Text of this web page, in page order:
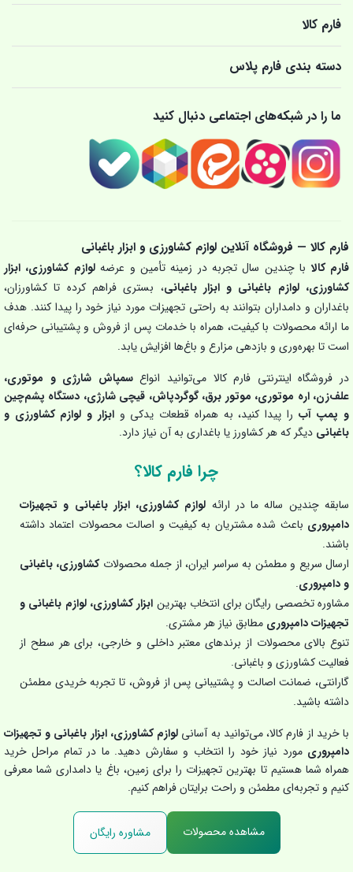
فارم کالا
دسته بندی فارم پلاس
ما را در شبکه‌های اجتماعی دنبال کنید
فارم کالا — فروشگاه آنلاین لوازم کشاورزی و ابزار باغبانی
فارم کالا با چندین سال تجربه در زمینه تأمین و عرضهلوازم کشاورزی، ابزار
کشاورزی، لوازم باغبانی و ابزار باغبانی، بستری فراهم کرده تا کشاورزان،
باغداران و دامداران بتوانند به راحتی تجهیزات مورد نیاز خود را پیدا کنند. هدف
ما ارائه محصولات با کیفیت، همراه با خدمات پس از فروش و پشتیبانی حرفه‌ای
است تا بهره‌وری و بازدهی مزارع و باغ‌ها افزایش یابد.
در فروشگاه اینترنتی فارم کالا می‌توانید انواعسمپاش شارژی و موتوری،
علف‌زن، اره موتوری، موتور برق، گوگردپاش، قیچی شارژی، دستگاه پشم‌چین
و پمپ آب را پیدا کنید، به همراه قطعات یدکی وابزار و لوازم کشاورزی و
باغبانی دیگر که هر کشاورز یا باغداری به آن نیاز دارد.
چرا فارم کالا؟
سابقه چندین ساله ما در ارائه لوازم کشاورزی، ابزار باغبانی و تجهیزات
دامپروری باعث شده مشتریان به کیفیت و اصالت محصولات اعتماد داشته
باشند.
ارسال سریع و مطمئن به سراسر ایران، از جمله محصولاتکشاورزی، باغبانی
و دامپروری.
مشاوره تخصصی رایگان برای انتخاب بهترین ابزار کشاورزی، لوازم باغبانی و
تجهیزات دامپروری مطابق نیاز هر مشتری.
تنوع بالای محصولات از برندهای معتبر داخلی و خارجی، برای هر سطح از
فعالیت کشاورزی و باغبانی.
گارانتی، ضمانت اصالت و پشتیبانی پس از فروش، تا تجربه خریدی مطمئن
داشته باشید.
با خرید از فارم کالا، می‌توانید به آسانی لوازم کشاورزی، ابزار باغبانی و تجهیزات
دامپروری مورد نیاز خود را انتخاب و سفارش دهید. ما در تمام مراحل خرید
همراه شما هستیم تا بهترین تجهیزات را برای زمین، باغ یا دامداری شما معرفی
کنیم و تجربه‌ای مطمئن و راحت برایتان فراهم کنیم.
مشاهده محصولات مشاوره رایگان